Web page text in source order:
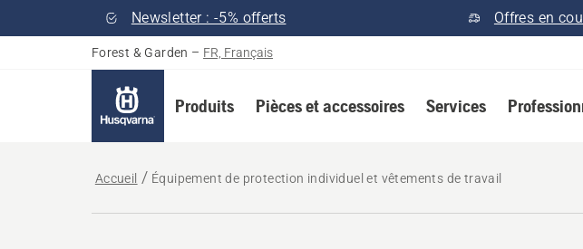
Newsletter : -5% offerts Offres en
Forest & Garden – FR, Français
Produits Pièces et accessoires Services
Accueil Équipement de protection individuel et vêtements de travail